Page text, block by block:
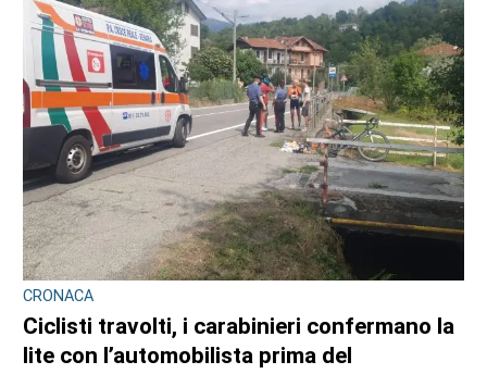
CRONACA
Ciclisti travolti, i carabinieri confermano la
lite con l’automobilista prima del